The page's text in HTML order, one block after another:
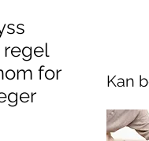
regel
for
Kan